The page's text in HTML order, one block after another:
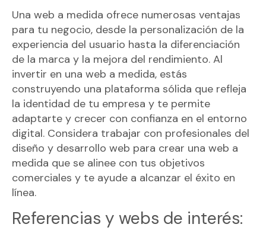
Una web a medida ofrece numerosas ventajas
para tu negocio, desde la personalización de la
experiencia del usuario hasta la diferenciación
de la marca y la mejora del rendimiento. Al
invertir en una web a medida, estás
construyendo una plataforma sólida que refleja
la identidad de tu empresa y te permite
adaptarte y crecer con confianza en el entorno
digital. Considera trabajar con profesionales del
diseño y desarrollo web para crear una web a
medida que se alinee con tus objetivos
comerciales y te ayude a alcanzar el éxito en
línea.
Referencias y webs de interés: